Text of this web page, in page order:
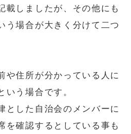
載しましたが、その他にも
う場合が大きく分けて二つ
や住所が分かっている人に
いう場合です。
とした自治会のメンバーに
を確認するとしている事も